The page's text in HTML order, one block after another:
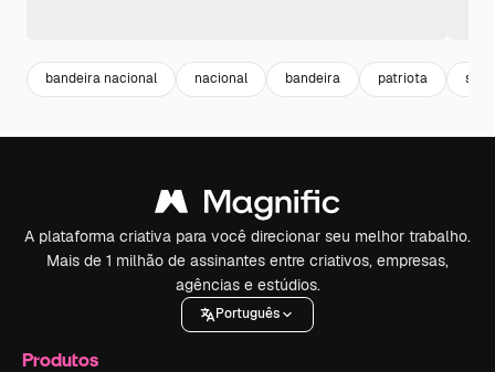
bandeira nacional nacional bandeira patriota
A plataforma criativa para você direcionar seu melhor trabalho.
Mais de 1 milhão de assinantes entre criativos, empresas,
agências e estúdios.
Português
Produtos